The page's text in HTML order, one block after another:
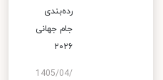
رده‌بندی
جام جهانی
۲۰۲۶
1405/04/